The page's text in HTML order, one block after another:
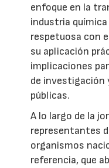
enfoque en la
industria
respetuosa con
su aplicación
implicaciones
de investigación
públicas.
A lo largo de la
representantes
organismos
referencia, que